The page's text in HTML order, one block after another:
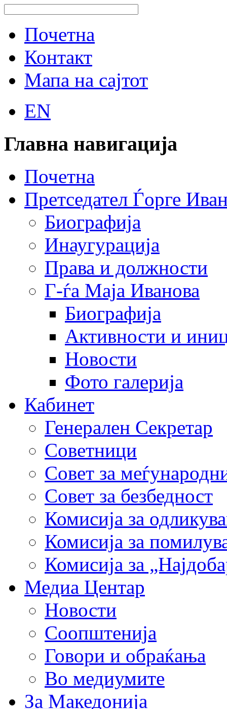
Почетна
Контакт
Мапа на сајтот
EN
Главна навигација
Почетна
Претседател Ѓорге
Биографија
Инаугурација
Права и должности
Г-ѓа Маја Иванова
Биографија
Активности и
Новости
Фото галерија
Кабинет
Генерален Секретар
Советници
Совет за
Совет за безбедност
Комисија за
Комисија за
Комисија за
Медиа Центар
Новости
Соопштенија
Говори и обраќања
Во медиумите
За Македонија